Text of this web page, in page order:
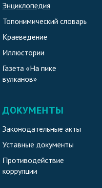
Энциклопедия
Топонимический словарь
Краеведение
Иллюстории
Газета «На пике
вулканов»
ДОКУМЕНТЫ
Законодательные акты
Уставные документы
Противодействие
коррупции